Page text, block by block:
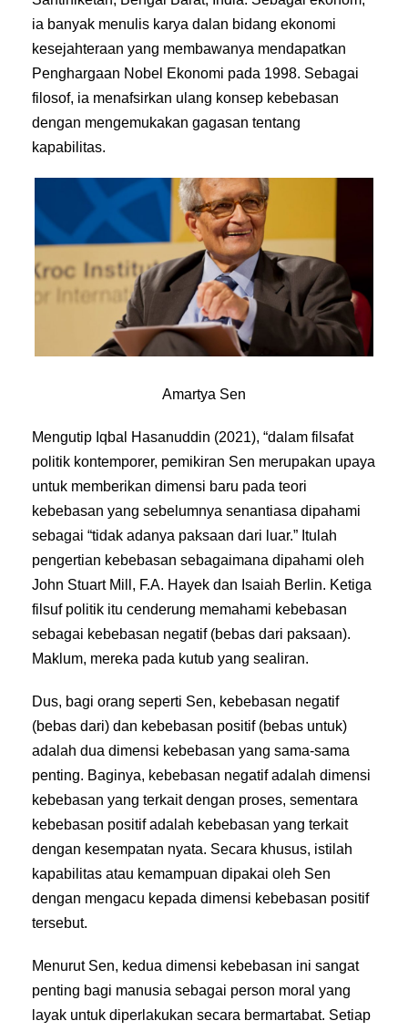
ia banyak menulis karya dalan bidang ekonomi
kesejahteraan yang membawanya mendapatkan
Penghargaan Nobel Ekonomi pada 1998. Sebagai
filosof, ia menafsirkan ulang konsep kebebasan
dengan mengemukakan gagasan tentang
kapabilitas.
Amartya Sen
Mengutip Iqbal Hasanuddin (2021), “dalam filsafat
politik kontemporer, pemikiran Sen merupakan upaya
untuk memberikan dimensi baru pada teori
kebebasan yang sebelumnya senantiasa dipahami
sebagai “tidak adanya paksaan dari luar.” Itulah
pengertian kebebasan sebagaimana dipahami oleh
John Stuart Mill, F.A. Hayek dan Isaiah Berlin. Ketiga
filsuf politik itu cenderung memahami kebebasan
sebagai kebebasan negatif (bebas dari paksaan).
Maklum, mereka pada kutub yang sealiran.
Dus, bagi orang seperti Sen, kebebasan negatif
(bebas dari) dan kebebasan positif (bebas untuk)
adalah dua dimensi kebebasan yang sama-sama
penting. Baginya, kebebasan negatif adalah dimensi
kebebasan yang terkait dengan proses, sementara
kebebasan positif adalah kebebasan yang terkait
dengan kesempatan nyata. Secara khusus, istilah
kapabilitas atau kemampuan dipakai oleh Sen
dengan mengacu kepada dimensi kebebasan positif
tersebut.
Menurut Sen, kedua dimensi kebebasan ini sangat
penting bagi manusia sebagai person moral yang
layak untuk diperlakukan secara bermartabat. Setiap